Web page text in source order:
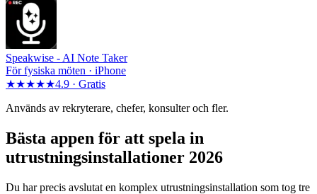
Speakwise - AI Note Taker
För fysiska möten · iPhone
★★★★★4.9 · Gratis
Används av rekryterare, chefer, konsulter och fler.
Bästa appen för att spela in
utrustningsinstallationer 2026
Du har precis avslutat en komplex utrustningsinstallation som tog tre